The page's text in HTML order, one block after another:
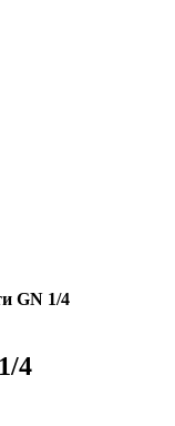
GN 1/4
4